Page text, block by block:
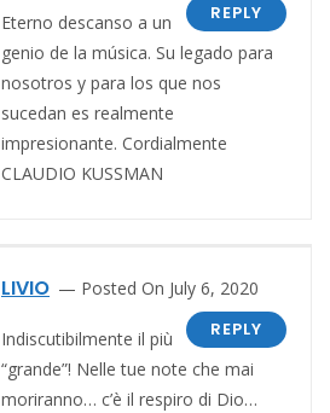
REPLY
Eterno descanso a un
genio de la música. Su legado para
nosotros y para los que nos
sucedan es realmente
impresionante. Cordialmente
CLAUDIO KUSSMAN
LIVIO
Posted On July 6, 2020
REPLY
Indiscutibilmente il più
“grande”! Nelle tue note che mai
moriranno… c’è il respiro di Dio…